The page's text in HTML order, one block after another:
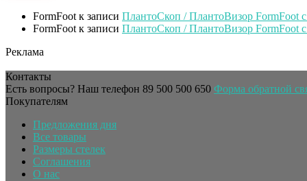
FormFoot к записи ПлантоСкоп / ПлантоВизор FormFoot
FormFoot к записи ПлантоСкоп / ПлантоВизор FormFoot
Реклама
Контакты
Есть вопросы? Наш телефон 89 500 500 650 Форма обратной
Покупателям
Предложения дня
Все товары
Размеры стелек
Соглашения
О нас